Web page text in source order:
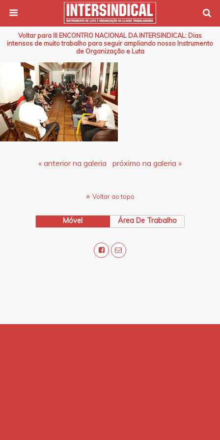
Voltar para III ENCONTRO NACIONAL DA INTERSINDICAL: Dias
intensos de muito trabalho para seguir ampliando nosso Instrumento
de Organização e Luta
« anterior na galeria próximo na galeria »
Voltar ao topo
Móvel Área De Trabalho